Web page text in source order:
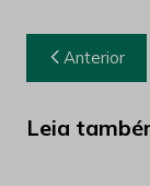
de
Post
Anterior
Leia